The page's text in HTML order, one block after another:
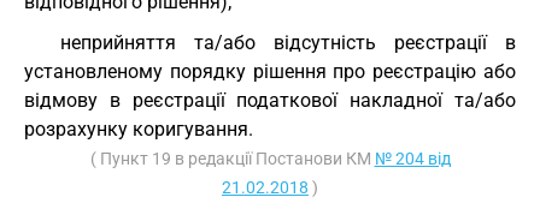
неприйняття та/або відсутність реєстрації в
установленому порядку рішення про реєстрацію або
відмову в реєстрації податкової накладної та/або
розрахунку коригування.
( Пункт 19 в редакції Постанови КМ № 204 від
21.02.2018 )